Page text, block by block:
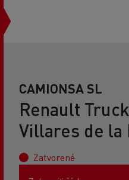
CAMIONSA SL
Renault
Villares de la
Zatvorené